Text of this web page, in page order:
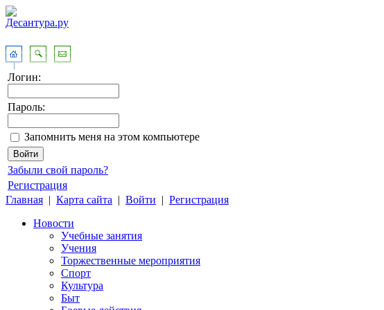
Логин:
Пароль:
Запомнить меня на этом компьютере
Забыли свой пароль?
Регистрация
Главная | Карта сайта | Войти | Регистрация
Новости
Учебные занятия
Учения
Торжественные мероприятия
Спорт
Культура
Быт